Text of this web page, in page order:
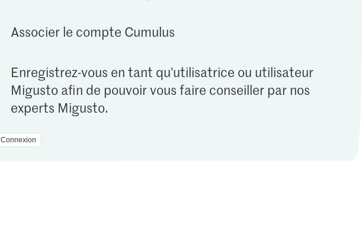
Associer le compte Cumulus
Enregistrez-vous en tant qu'utilisatrice ou utilisateur
Migusto afin de pouvoir vous faire conseiller par nos
experts Migusto.
Connexion